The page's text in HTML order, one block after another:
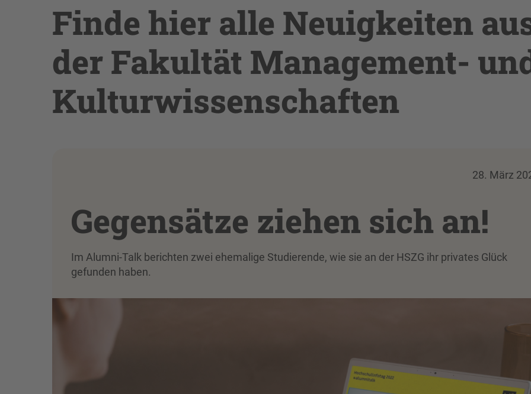
Finde hier alle Neuigkeiten
der Fakultät Management-
Kulturwissenschaften
28. März
Gegensätze ziehen sich an!
Im Alumni-Talk berichten zwei ehemalige Studierende, wie sie an der HSZG ihr privates Glück
gefunden haben.